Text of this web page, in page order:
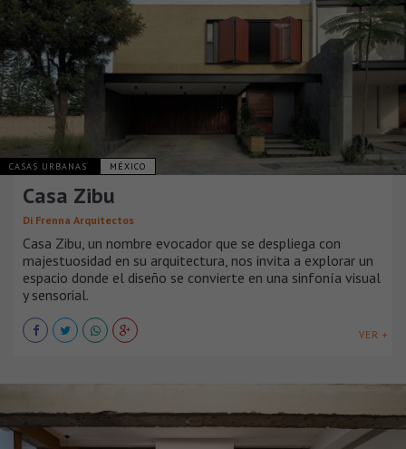
CASAS URBANAS MÉXICO
Casa Zibu
Di Frenna Arquitectos
Casa Zibu, un nombre evocador que se despliega con
majestuosidad en su arquitectura, nos invita a explorar un
espacio donde el diseño se convierte en una sinfonía visual
y sensorial.
VER +